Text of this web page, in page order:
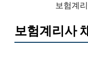
보험계
보험계리사